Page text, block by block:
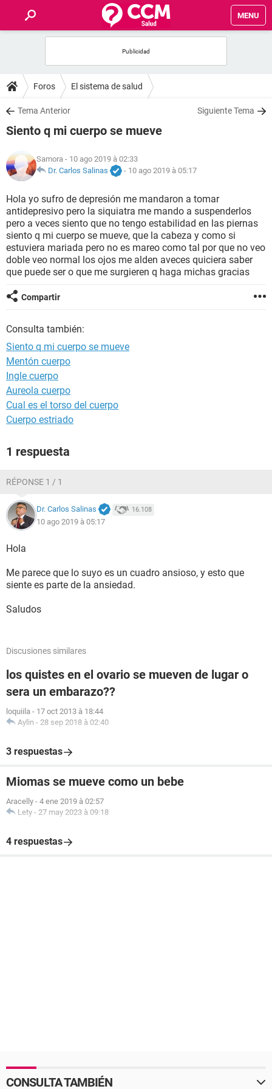
MENU
FORUMS
SALUD
NUTRICIÓN
BIENESTAR
SEXUALIDAD
GLOSARIO
Foros El sistema de salud
Tema Anterior Siguiente Tema
Siento q mi cuerpo se mueve
Samora - 10 ago 2019 à 02:33
Dr. Carlos Salinas
- 10 ago 2019 à 05:17
Hola yo sufro de depresión me mandaron a tomar
antidepresivo pero la siquiatra me mando a suspenderlos
pero a veces siento que no tengo estabilidad en las piernas
siento q mi cuerpo se mueve, que la cabeza y como si
estuviera mariada pero no es mareo como tal por que no veo
doble veo normal los ojos me alden aveces quiciera saber
que puede ser o que me surgieren q haga michas gracias
Compartir
Consulta también:
Siento q mi cuerpo se mueve
Mentón cuerpo
Ingle cuerpo
Aureola cuerpo
Cual es el torso del cuerpo
Cuerpo estriado
1 respuesta
RÉPONSE 1 / 1
Dr. Carlos Salinas 16.108
10 ago 2019 à 05:17
Hola
Me parece que lo suyo es un cuadro ansioso, y esto que
siente es parte de la ansiedad.
Saludos
Discusiones similares
los quistes en el ovario se mueven de lugar o
sera un embarazo??
loquiila - 17 oct 2013 à 18:44
Aylin - 28 sep 2018 à 02:40
3 respuestas
Miomas se mueve como un bebe
Aracelly - 4 ene 2019 à 02:57
Lety - 27 may 2023 à 09:18
4 respuestas
CONSULTA TAMBIÉN